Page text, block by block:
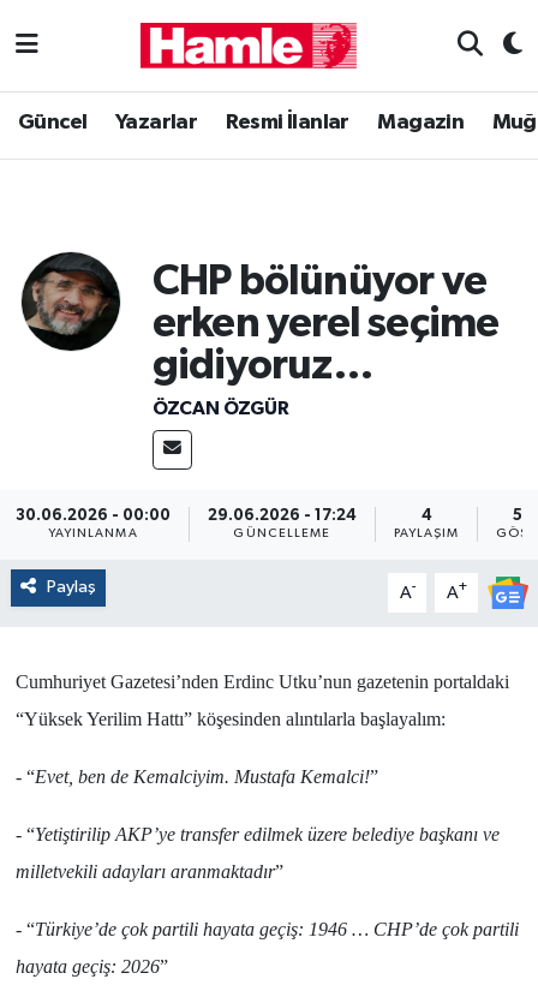
Güncel Yazarlar Resmi İlanlar Magazin
CHP bölünüyor ve
erken yerel seçime
gidiyoruz…
ÖZCAN ÖZGÜR
30.06.2026 - 00:00
YAYINLANMA
29.06.2026 - 17:24
GÜNCELLEME
4
PAYLAŞIM
Paylaş A- A+
Cumhuriyet Gazetesi’nden Erdinc Utku’nun gazetenin portaldaki
“Yüksek Yerilim Hattı” köşesinden alıntılarla başlayalım:
-“Evet, ben de Kemalciyim. Mustafa Kemalci!”
-“Yetiştirilip AKP’ye transfer edilmek üzere belediye başkanı ve
milletvekili adayları aranmaktadır”
-“Türkiye’de çok partili hayata geçiş: 1946 … CHP’de çok partili
hayata geçiş: 2026”
Güncel
Magazin
Muğla Haber
Muğla Nöbetçi Eczaneler
Muğla Trafik Yoğunluk Haritası
Süper Lig Puan Durumu ve Fikstür
Tüm Manşetler
Son Dakika Haberleri
Haber Arşivi